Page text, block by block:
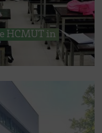
HCMUT in